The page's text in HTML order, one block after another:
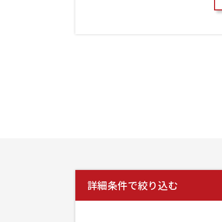
詳細条件で絞り込む